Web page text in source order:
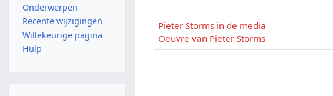
Pieter Storms in de media
Oeuvre van Pieter Storms
Onderwerpen
Recente wijzigingen
Willekeurige pagina
Hulp